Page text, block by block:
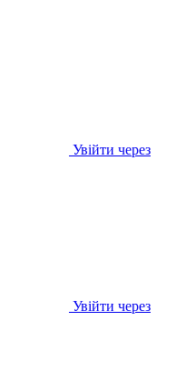
Увійти через
Увійти через